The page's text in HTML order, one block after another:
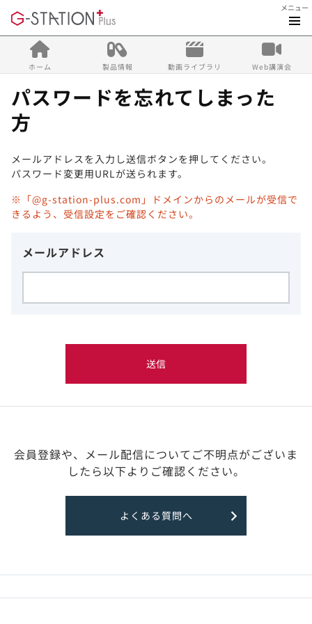
メニュー
ホーム 製品情報 動画ライブラリ Web講演会
パスワードを忘れてしまった
方
メールアドレスを入力し送信ボタンを押してください。
パスワード変更用URLが送られます。
※「@g-station-plus.com」ドメインからのメールが受信で
きるよう、受信設定をご確認ください。
メールアドレス
送信
会員登録や、メール配信についてご不明点がございま
したら以下よりご確認ください。
よくある質問へ